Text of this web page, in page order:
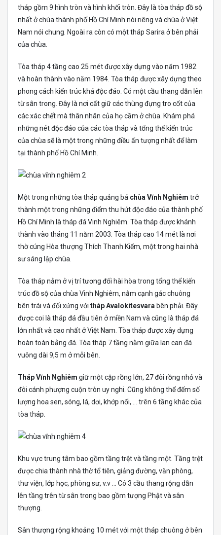
tháp gồm 9 hình tròn và hình khối tròn. Đây là tòa tháp đồ sộ
nhất ở chùa thành phố Hồ Chí Minh nói riêng và chùa ở Việt
Nam nói chung. Ngoài ra còn có một tháp Sarira ở bên phải
của chùa.
Tòa tháp 4 tầng cao 25 ​​mét được xây dựng vào năm 1982
và hoàn thành vào năm 1984. Tòa tháp được xây dựng theo
phong cách kiến ​​trúc khá độc đáo. Có một cầu thang dẫn lên
từ sân trong. Đây là nơi cất giữ các thùng đựng tro cốt của
các xác chết mà thân nhân của họ cầm ở chùa. Khám phá
những nét độc đáo của các tòa tháp và tổng thể kiến ​​trúc
của chùa sẽ là một trong những điều ấn tượng nhất để làm
tại thành phố Hồ Chí Minh.
Một trong những tòa tháp quảng bá chùa Vĩnh Nghiêm trở
thành một trong những điểm thu hút độc đáo của thành phố
Hồ Chí Minh là tháp đá Vinh Nghiêm. Tòa tháp được khánh
thành vào tháng 11 năm 2003. Tòa tháp cao 14 mét là nơi
thờ cúng Hòa thượng Thích Thanh Kiếm, một trong hai nhà
sư sáng lập chùa.
Tòa tháp nằm ở vị trí tương đối hài hòa trong tổng thể kiến ​​
trúc đồ sộ của chùa Vinh Nghiêm, nằm cạnh gác chuông
bên trái và đối xứng với tháp Avalokitesvara bên phải. Đây
được coi là tháp đá đầu tiên ở miền Nam và cũng là tháp đá
lớn nhất và cao nhất ở Việt Nam. Tòa tháp được xây dựng
hoàn toàn bằng đá. Tòa tháp 7 tầng nằm giữa lan can đá
vuông dài 9,5 m ở mỗi bên.
Tháp Vĩnh Nghiêm giữ một cặp rồng lớn, 27 đôi rồng nhỏ và
đôi cánh phượng cuộn tròn uy nghi. Cũng không thể đếm số
lượng hoa sen, sóng, lá, dơi, khớp nối, … trên 6 tầng khác của
tòa tháp.
Khu vực trung tâm bao gồm tầng trệt và tầng một. Tầng trệt
được chia thành nhà thờ tổ tiên, giảng đường, văn phòng,
thư viện, lớp học, phòng sư, v.v … Có 3 cầu thang rộng dẫn
lên tầng trên từ sân trong bao gồm tượng Phật và sân
thượng.
Sân thượng rộng khoảng 10 mét với một tháp chuông ở bên